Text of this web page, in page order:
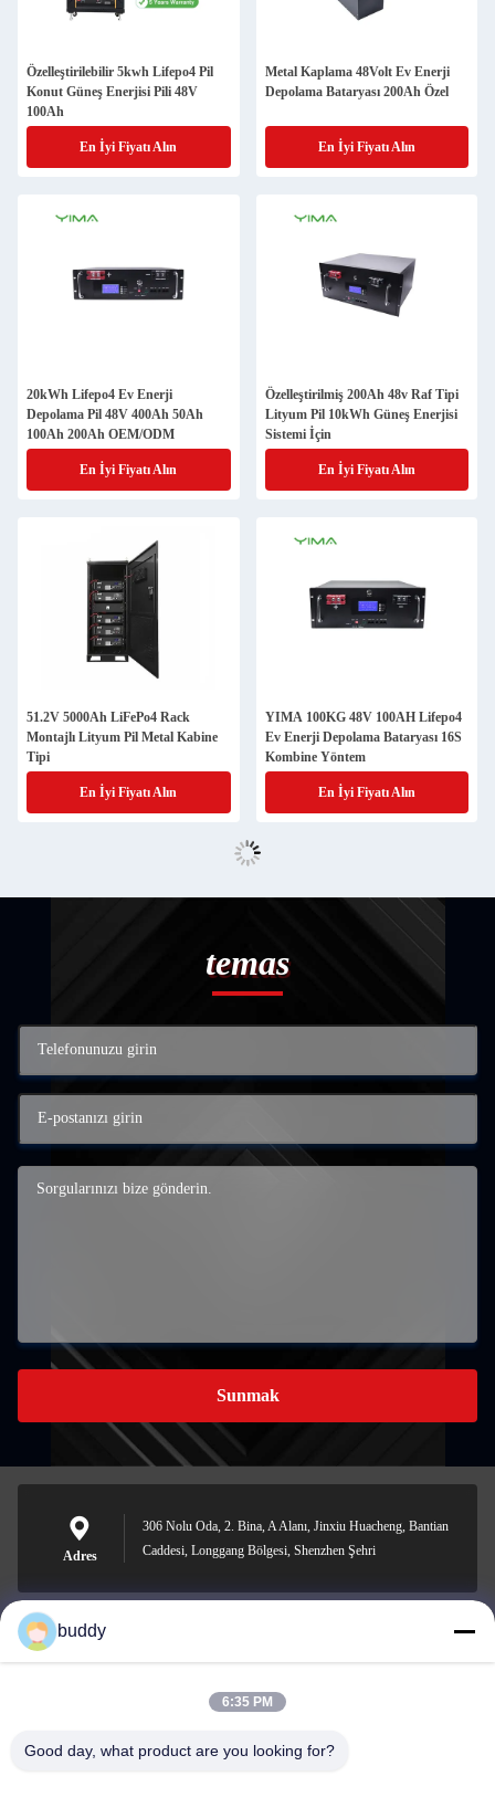
Özelleştirilebilir 5kwh Lifepo4 Pil
Konut Güneş Enerjisi Pili 48V
100Ah
En İyi Fiyatı Alın
Metal Kaplama 48Volt Ev Enerji
Depolama Bataryası 200Ah Özel
En İyi Fiyatı Alın
20kWh Lifepo4 Ev Enerji
Depolama Pil 48V 400Ah 50Ah
100Ah 200Ah OEM/ODM
En İyi Fiyatı Alın
Özelleştirilmiş 200Ah 48v Raf Tipi
Lityum Pil 10kWh Güneş Enerjisi
Sistemi İçin
En İyi Fiyatı Alın
51.2V 5000Ah LiFePo4 Rack
Montajlı Lityum Pil Metal Kabine
Tipi
En İyi Fiyatı Alın
YIMA 100KG 48V 100AH Lifepo4
Ev Enerji Depolama Bataryası 16S
Kombine Yöntem
En İyi Fiyatı Alın
temas
Sunmak
Adres
306 Nolu Oda, 2. Bina, A Alanı, Jinxiu Huacheng, Bantian
Caddesi, Longgang Bölgesi, Shenzhen Şehri
info@yimabattery.com
buddy
6:35 PM
Good day, what product are you looking for?